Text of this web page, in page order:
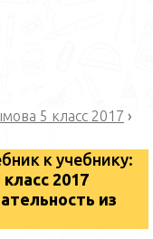
5 класс 2017 ›
к учебнику:
2017
из